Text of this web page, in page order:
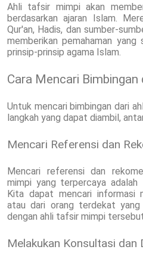
Ahli tafsir mimpi akan
berdasarkan ajaran Islam.
Qur'an, Hadis, dan sumber-
memberikan pemahaman yang
prinsip-prinsip agama Islam.
Cara Mencari
Untuk mencari bimbingan dari
langkah yang dapat diambil,
Mencari Referensi dan
Mencari referensi dan
mimpi yang terpercaya adalah
Kita dapat mencari informasi
atau dari orang terdekat yang
dengan ahli tafsir mimpi
Melakukan Konsultasi dan